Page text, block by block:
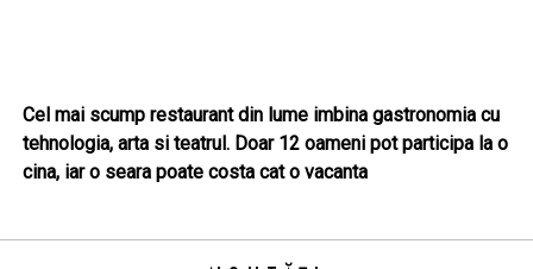
Cel mai scump restaurant din lume imbina gastronomia cu
tehnologia, arta si teatrul. Doar 12 oameni pot participa la o
cina, iar o seara poate costa cat o vacanta